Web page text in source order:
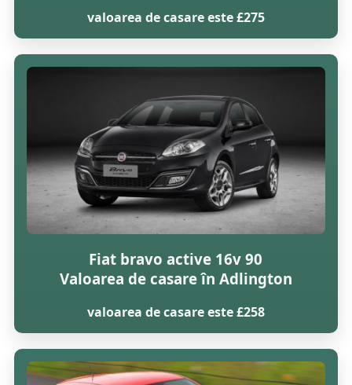
valoarea de casare este £275
Fiat bravo active 16v 90
Valoarea de casare în Adlington
valoarea de casare este £258